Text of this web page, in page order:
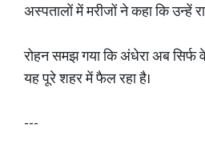
अस्पतालों में मरीजों ने कहा कि उन्हें
रोहन समझ गया कि अंधेरा अब सिर्फ
यह पूरे शहर में फैल रहा है।
---